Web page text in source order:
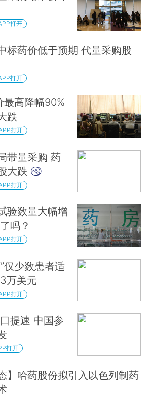
打开
标药价低于预期 代量采购股
打开
最高降幅90%
跌
打开
带量采购 药
大跌
打开
验数量大幅增
吗？
打开
仅少数患者适
万美元
打开
提速 中国参
打开
】哈药股份拟引入以色列制药